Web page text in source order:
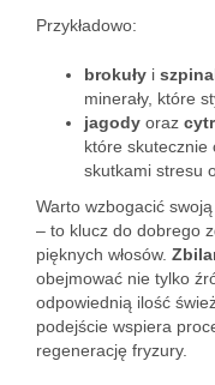
Przykładowo:
brokuły i
minerały, które
jagody oraz
które skutecznie
skutkami stresu
Warto wzbogacić
– to klucz do dobrego
pięknych włosów.
obejmować nie tylko
odpowiednią ilość
podejście wspiera
regenerację fryzury.